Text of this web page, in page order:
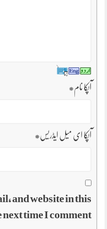
آپکا نام*
آپکا ای میل ایڈریس*
and website in this
time I comment.